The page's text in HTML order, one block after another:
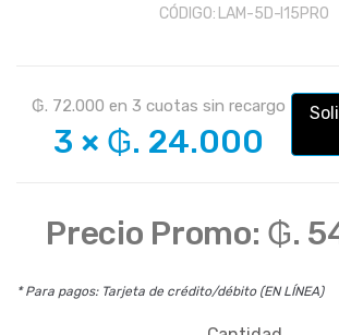
CÓDIGO: LAM-5D-I15PRO
₲. 72.000 en 3 cuotas sin recargo
3 × ₲. 24.000
Precio Promo: ₲.
* Para pagos: Tarjeta de crédito/débito (EN LÍNEA)